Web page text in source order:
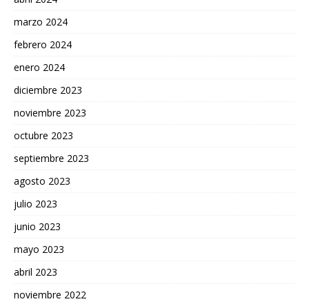
marzo 2024
febrero 2024
enero 2024
diciembre 2023
noviembre 2023
octubre 2023
septiembre 2023
agosto 2023
julio 2023
junio 2023
mayo 2023
abril 2023
noviembre 2022